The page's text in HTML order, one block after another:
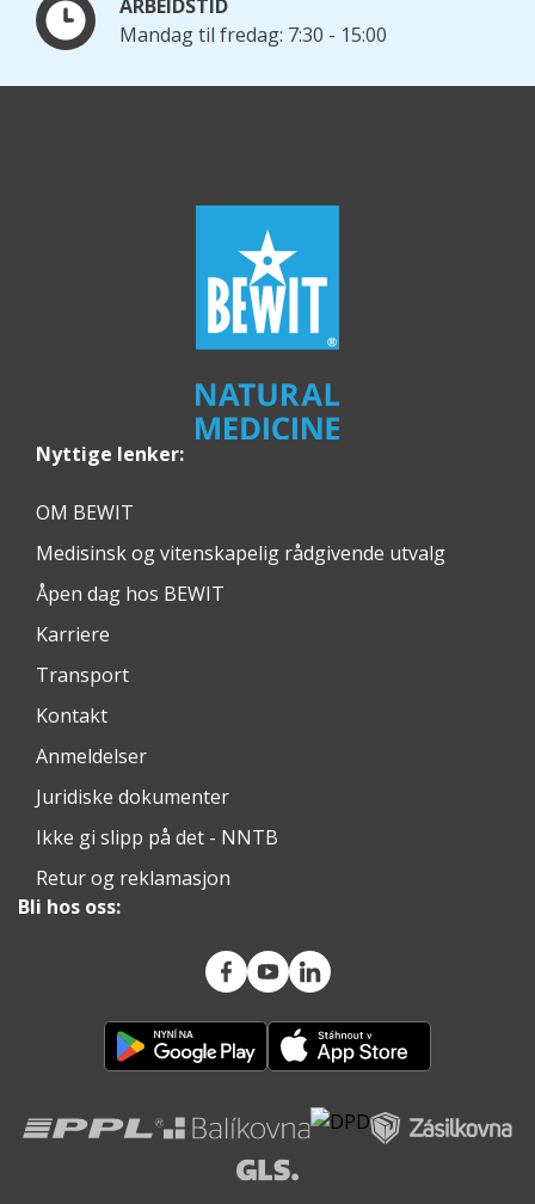
ARBEIDSTID
Mandag til fredag: 7:30 - 15:00
Nyttige lenker:
OM BEWIT
Medisinsk og vitenskapelig rådgivende utvalg
Åpen dag hos BEWIT
Karriere
Transport
Kontakt
Anmeldelser
Juridiske dokumenter
Ikke gi slipp på det - NNTB
Retur og reklamasjon
Bli hos oss: